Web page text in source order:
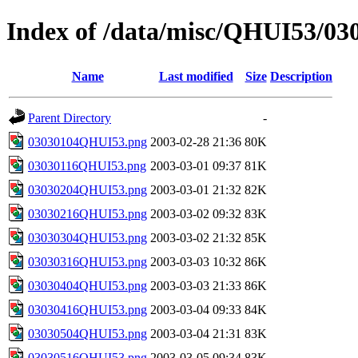
Index of /data/misc/QHUI53/
Name Last modified Size Description
Parent Directory
-
03030104QHUI53.png 2003-02-28 21:36 80K
03030116QHUI53.png 2003-03-01 09:37 81K
03030204QHUI53.png 2003-03-01 21:32 82K
03030216QHUI53.png 2003-03-02 09:32 83K
03030304QHUI53.png 2003-03-02 21:32 85K
03030316QHUI53.png 2003-03-03 10:32 86K
03030404QHUI53.png 2003-03-03 21:33 86K
03030416QHUI53.png 2003-03-04 09:33 84K
03030504QHUI53.png 2003-03-04 21:31 83K